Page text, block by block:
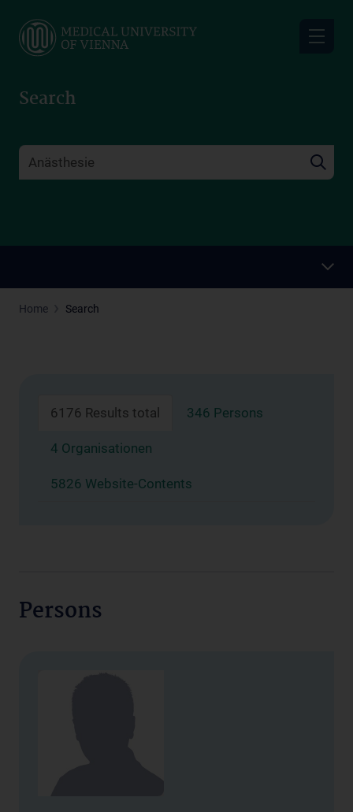
main
Search
Home Search
6176 Results total 346 Persons
4 Organisationen
5826 Website-Contents
Persons